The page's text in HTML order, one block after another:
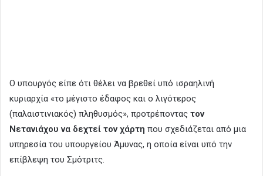
Ο υπουργός είπε ότι θέλει να βρεθεί υπό ισραηλινή
κυριαρχία «το μέγιστο έδαφος και ο λιγότερος
(παλαιστινιακός) πληθυσμός», προτρέποντας τον
Νετανιάχου να δεχτεί τον χάρτη που σχεδιάζεται από μια
υπηρεσία του υπουργείου Άμυνας, η οποία είναι υπό την
επίβλεψη του Σμότριτς.